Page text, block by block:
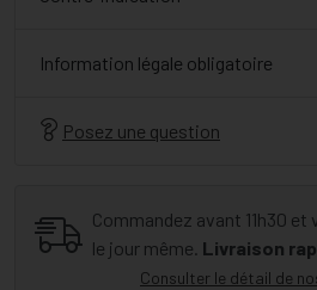
Information légale obligatoire
Posez une question
Commandez avant 11h30
le jour même. Livraison
Consulter le détail de